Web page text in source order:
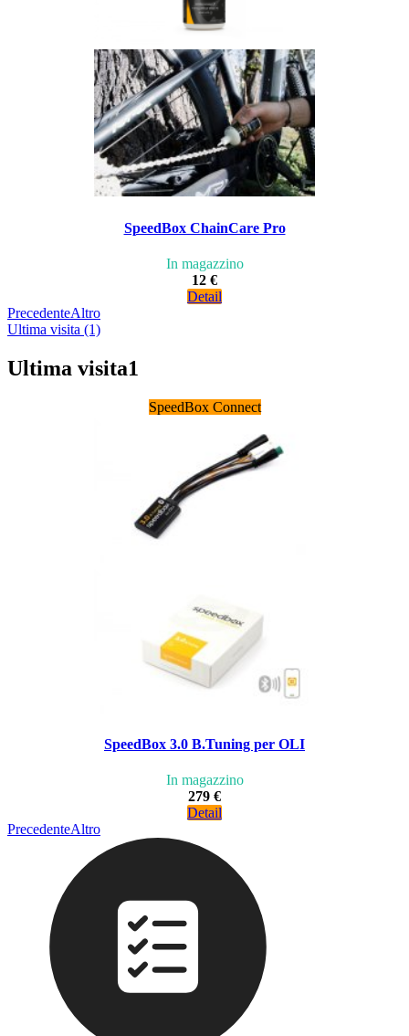
SpeedBox ChainCare Pro
In magazzino
12 €
Detail
PrecedenteAltro
Ultima visita (1)
Ultima visita1
SpeedBox Connect
SpeedBox 3.0 B.Tuning per OLI
In magazzino
279 €
Detail
PrecedenteAltro